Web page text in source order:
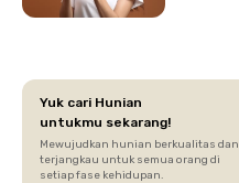
Yuk cari Hunian
untukmu sekarang!
Mewujudkan hunian berkualitas dan
terjangkau untuk semua orang di
setiap fase kehidupan.